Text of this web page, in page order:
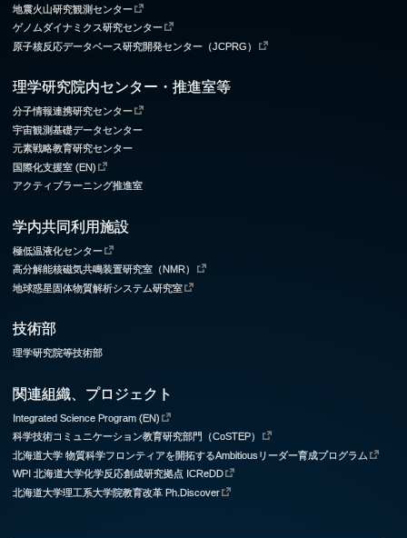
地震火山研究観測センター
ゲノムダイナミクス研究センター
原子核反応データベース研究開発センター（JCPRG）
理学研究院内センター・推進室等
分子情報連携研究センター
宇宙観測基礎データセンター
元素戦略教育研究センター
国際化支援室 (EN)
アクティブラーニング推進室
学内共同利用施設
極低温液化センター
高分解能核磁気共鳴装置研究室（NMR）
地球惑星固体物質解析システム研究室
技術部
理学研究院等技術部
関連組織、プロジェクト
Integrated Science Program (EN)
科学技術コミュニケーション教育研究部門（CoSTEP）
北海道大学 物質科学フロンティアを開拓するAmbitiousリーダー育成プログラム
WPI 北海道大学化学反応創成研究拠点 ICReDD
北海道大学理工系大学院教育改革 Ph.Discover